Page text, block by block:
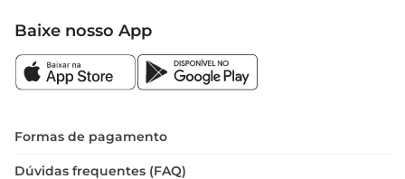
Baixe nosso App
Formas de pagamento
Dúvidas frequentes (FAQ)